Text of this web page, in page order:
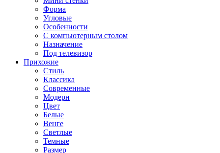
Форма
Угловые
Особенности
С компьютерным столом
Назначение
Под телевизор
Прихожие
Стиль
Классика
Современные
Модерн
Цвет
Белые
Венге
Светлые
Темные
Размер